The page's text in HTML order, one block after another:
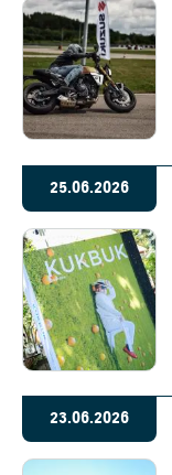
25.06.2026
23.06.2026